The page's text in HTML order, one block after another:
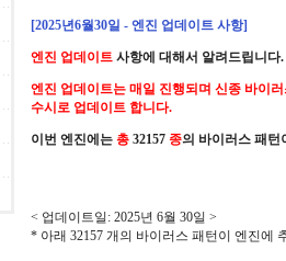
[2025년6월30일 - 엔진 업데이트 사항]
엔진 업데이트 사항에 대해서 알려드립니다.
엔진 업데이트는 매일 진행되며 신종 바이
수시로 업데이트 합니다.
이번 엔진에는 총 32157 종의 바이러스 패턴
< 업데이트일: 2025년 6월 30일 >
* 아래 32157 개의 바이러스 패턴이 엔진에